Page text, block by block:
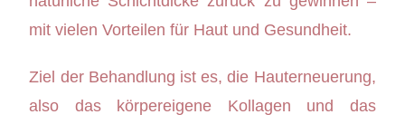
mit vielen Vorteilen für Haut und Gesundheit.
Ziel der Behandlung ist es, die Hauterneuerung,
also das körpereigene Kollagen und das